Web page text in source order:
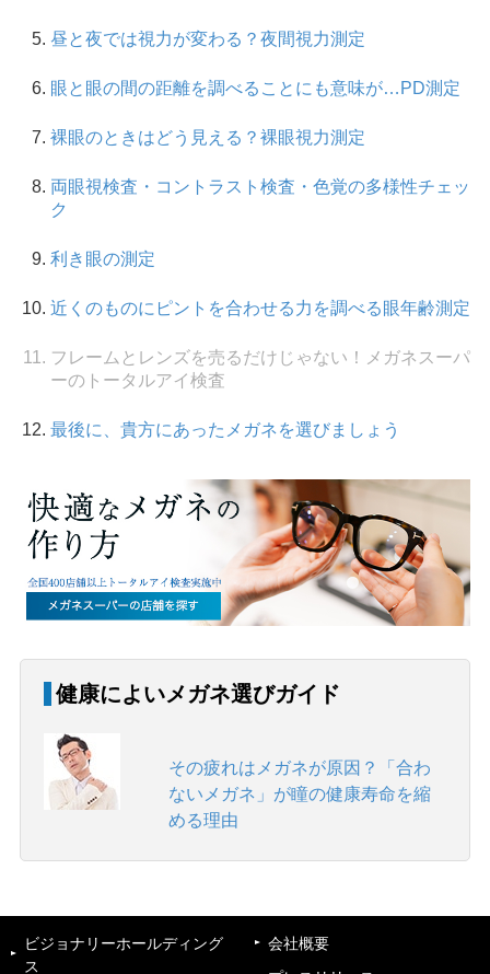
昼と夜では視力が変わる？夜間視力測定
眼と眼の間の距離を調べることにも意味が…PD測定
裸眼のときはどう見える？裸眼視力測定
両眼視検査・コントラスト検査・色覚の多様性チェッ
ク
利き眼の測定
近くのものにピントを合わせる力を調べる眼年齢測定
フレームとレンズを売るだけじゃない！メガネスーパ
ーのトータルアイ検査
最後に、貴方にあったメガネを選びましょう
健康によいメガネ選びガイド
その疲れはメガネが原因？「合わ
ないメガネ」が瞳の健康寿命を縮
める理由
ビジョナリーホールディング
ス
会社概要